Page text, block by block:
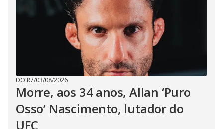
DO R7/03/08/2026
Morre, aos 34 anos, Allan ‘Puro
Osso’ Nascimento, lutador do
UFC